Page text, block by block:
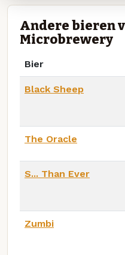
Andere bieren
Microbrewery
Bier
Black Sheep
The Oracle
S... Than Ever
Zumbi